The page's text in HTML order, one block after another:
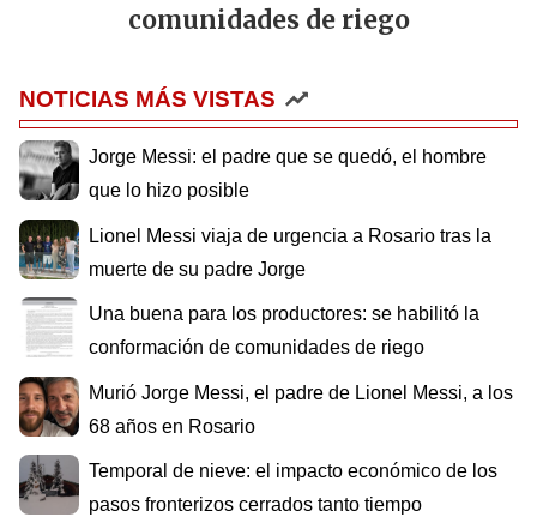
comunidades de riego
NOTICIAS MÁS VISTAS
Jorge Messi: el padre que se quedó, el hombre
que lo hizo posible
Lionel Messi viaja de urgencia a Rosario tras la
muerte de su padre Jorge
Una buena para los productores: se habilitó la
conformación de comunidades de riego
Murió Jorge Messi, el padre de Lionel Messi, a los
68 años en Rosario
Temporal de nieve: el impacto económico de los
pasos fronterizos cerrados tanto tiempo